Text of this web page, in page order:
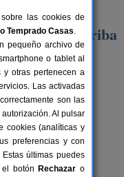
de Arriba
6-7+1 pers.
desde22 €
las cookies de
Temprado Casas.
pequeño archivo de
o tablet al
y otras pertenecen a
Las activadas
son las
Al pulsar
cookies (analíticas y
preferencias y con
últimas puedes
botón Rechazar o